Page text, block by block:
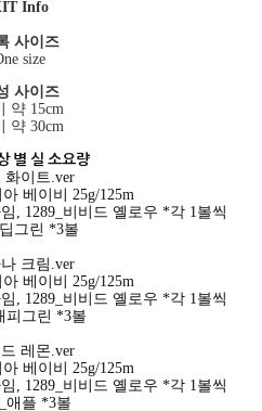
Info
사이즈
size
사이즈
약 15cm
약 30cm
별 실 소요량
화이트.ver
베이비 25g/125m
, 1289_비비드 옐로우 *각 1볼씩
그린 *3볼
크림.ver
베이비 25g/125m
, 1289_비비드 옐로우 *각 1볼씩
피그린 *3볼
레몬.ver
베이비 25g/125m
, 1289_비비드 옐로우 *각 1볼씩
애플 *3볼